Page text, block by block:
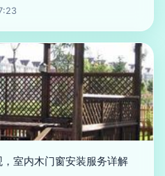
室内木门窗安装服务详解